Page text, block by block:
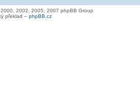
2002, 2005, 2007 phpBB Group
překlad – phpBB.cz